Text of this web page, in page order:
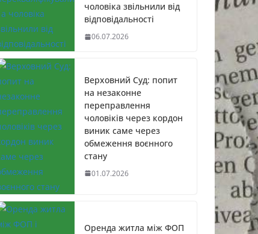
чоловіка звільнили від
відповідальності
06.07.2026
Верховний Суд: попит
на незаконне
переправлення
чоловіків через кордон
виник саме через
обмеження воєнного
стану
01.07.2026
Оренда житла між ФОП